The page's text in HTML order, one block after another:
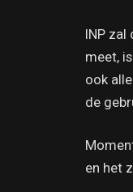
INP zal
meet,
ook
de
en het